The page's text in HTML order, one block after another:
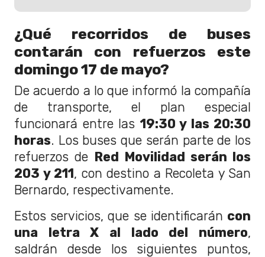
¿Qué recorridos de buses
contarán con refuerzos este
domingo 17 de mayo?
De acuerdo a lo que informó la compañía
de transporte, el plan especial
funcionará entre las19:30 y las 20:30
horas. Los buses que serán parte de los
refuerzos de Red Movilidad serán los
203 y 211, con destino a Recoleta y San
Bernardo, respectivamente.
Estos servicios, que se identificarán con
una letra X al lado del número,
saldrán desde los siguientes puntos,